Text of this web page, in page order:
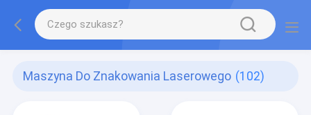
Maszyna Do Znakowania Laserowego (102)